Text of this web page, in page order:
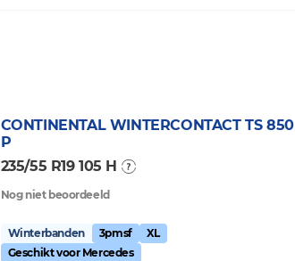
CONTINENTAL WINTERCONTACT TS 850
P
235/55 R19 105 H
Nog niet beoordeeld
Winterbanden 3pmsf
XL
Geschikt voor Mercedes